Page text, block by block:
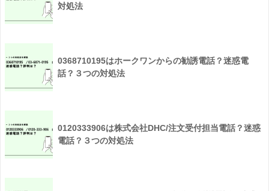
対処法
0368710195はホークワンからの勧誘電話？迷惑電
話？３つの対処法
0120333906は株式会社DHC/注文受付担当電話？迷惑
電話？３つの対処法